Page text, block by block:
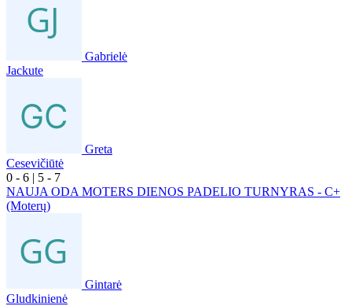
Gabrielė
Jackute
Greta
Cesevičiūtė
0 - 6 | 5 - 7
NAUJA ODA MOTERS DIENOS PADELIO TURNYRAS - C+
(Moterų)
Gintarė
Gludkinienė